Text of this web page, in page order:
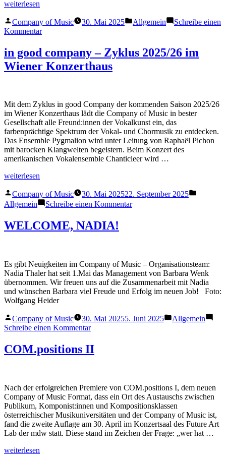
„Oracolo
Musica“
weiterlesen
Veröffentlicht
von
Company of Music 30. Mai 2025
Veröffentlicht
Allgemein
Schreibe einen
Kommentarzu
Musica
in good company – Zyklus 2025/26 im
Wiener Konzerthaus
Mit dem Zyklus in good Company der kommenden Saison 2025/26
im Wiener Konzerthaus lädt die Company of Music in bester
Gesellschaft alle Freund:innen der Vokalkunst ein, das
farbenprächtige Spektrum der Vokal- und Chormusik zu entdecken.
Das Ensemble Pygmalion wird unter Leitung von Raphaël Pichon
mit barocken Klangwelten begeistern. Beim Konzert des
amerikanischen Vokalensemble Chanticleer wird …
„in
company
–
2025/26
im
weiterlesen
Veröffentlicht
von
Company of Music 30. Mai 202522. September 2025
Allgemein Schreibe einen Kommentarzu
im
Wiener
Konzerthaus
WELCOME, NADIA!
Es gibt Neuigkeiten im Company of Music – Organisationsteam:
Nadia Thaler hat seit 1.Mai das Management von Barbara Wenk
übernommen. Wir freuen uns auf die Zusammenarbeit mit Nadia
und wünschen Barbara viel Freude und Erfolg im neuen Job! Foto:
Wolfgang Heider
Veröffentlicht
von
Company of Music 30. Mai 20255. Juni 2025
Veröffentlicht
Allgemein
Schreibe einen Kommentarzu
NADIA!
COM.positions II
Nach der erfolgreichen Premiere von COM.positions I, dem neuen
Company of Music Format, dass ein Ort des Austauschs zwischen
Publikum, Komponist:innen und Kompositionsklassen
österreichischer Musikuniversitäten und der Company of Music ist,
fand die zweite Auflage am 30. April im Konzertsaal des Future Art
Lab der mdw statt. Diese stand im Zeichen der Frage: „wer hat …
„COM.positions
weiterlesen